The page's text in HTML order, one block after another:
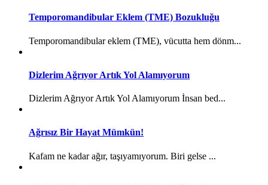
Temporomandibular Eklem (TME) Bozukluğu
Temporomandibular eklem (TME), vücutta hem dönm...
Dizlerim Ağrıyor Artık Yol Alamıyorum
Dizlerim Ağrıyor Artık Yol Alamıyorum İnsan bed...
Ağrısız Bir Hayat Mümkün!
Kafam ne kadar ağır, taşıyamıyorum. Biri gelse ...